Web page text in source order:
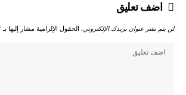
اضف تعليق
لن يتم نشر عنوان بريدك الإلكتروني. الحقول الإلزامية مشار إليها بـ